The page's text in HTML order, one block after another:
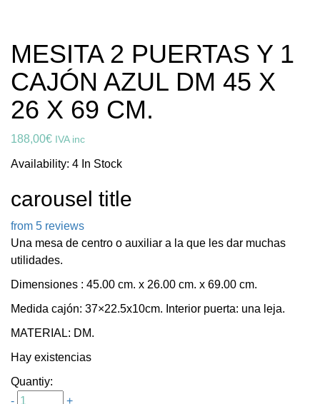
MESITA 2 PUERTAS Y 1
CAJÓN AZUL DM 45 X
26 X 69 CM.
188,00€ IVA inc
Availability: 4 In Stock
carousel title
from 5 reviews
Una mesa de centro o auxiliar a la que les dar muchas
utilidades.
Dimensiones : 45.00 cm. x 26.00 cm. x 69.00 cm.
Medida cajón: 37×22.5x10cm. Interior puerta: una leja.
MATERIAL: DM.
Hay existencias
Quantiy:
-
+